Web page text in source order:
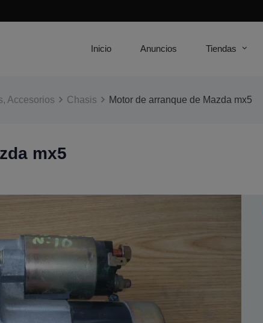
Inicio Anuncios Tiendas
Accesorios Chasis Motor de arranque de Mazda mx5
mx5